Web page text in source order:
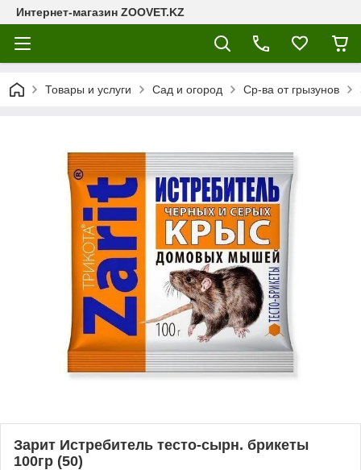
Интернет-магазин ZOOVET.KZ
Товары и услуги Сад и огород Ср-ва от грызунов
Зарит Истребитель тесто-сырн. брикеты
100гр (50)